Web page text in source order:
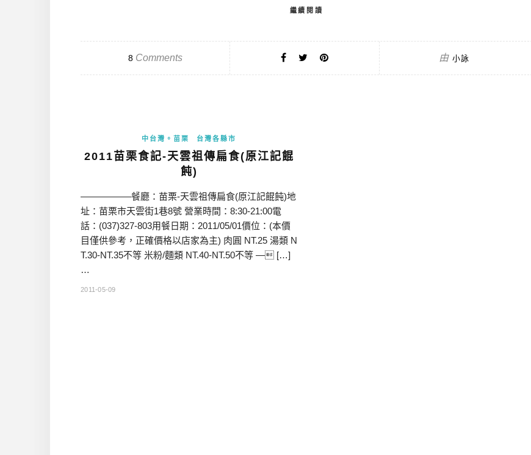
繼續閱讀
8Comments 由 小詠
中台灣。苗栗 台灣各縣市
2011苗栗食記-天雲祖傳扁食(原江記餛
飩)
—————–餐廳：苗栗-天雲祖傳扁食(原江記餛飩)地
址：苗栗市天雲街1巷8號 營業時間：8:30-21:00電
話：(037)327-803用餐日期：2011/05/01價位：(本價
目僅供參考，正確價格以店家為主) 肉圓 NT.25 湯類 N
T.30-NT.35不等 米粉/麵類 NT.40-NT.50不等 — […]
…
2011-05-09